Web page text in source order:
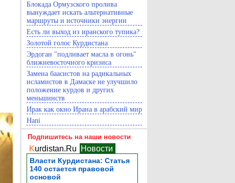
Блокада Ормузского пролива
вынуждает искать альтернативные
маршруты и источники энергии
Есть ли выход из иранского тупика?
Золотой голос Курдистана
Эрдоган "подливает масла в огонь"
ближневосточного кризиса
Замена баасистов на радикальных
исламистов в Дамаске не улучшило
положение курдов и других
меньшинств
Ирак как окно Ирана в арабский мир
Hani
Подпишитесь на наши новости
Kurdistan.Ru Новости
Власти Курдистана: Статья
140 остается правовой
основой